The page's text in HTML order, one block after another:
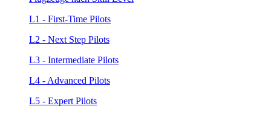
L1 - First-Time Pilots
L2 - Next Step Pilots
L3 - Intermediate Pilots
L4 - Advanced Pilots
L5 - Expert Pilots